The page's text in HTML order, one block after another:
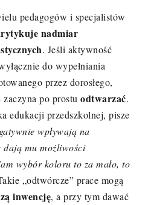
pedagogów i specjalistów
nadmiar
. Jeśli aktywność
do wypełniania
przez dorosłego,
zaczyna po prostuodtwarzać.
edukacji przedszkolnej, pisze
wpływają na
dają mu możliwości
wybór koloru to za mało, to
„odtwórcze” prace mogą
inwencję, a przy tym dawać